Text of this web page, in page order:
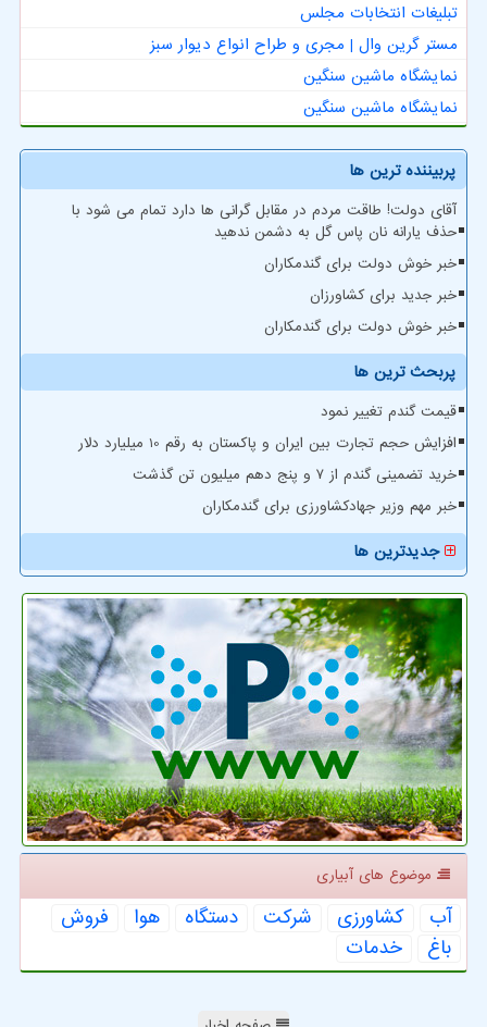
تبلیغات انتخابات مجلس
مستر گرین وال | مجری و طراح انواع دیوار سبز
نمایشگاه ماشین سنگین
نمایشگاه ماشین سنگین
پربیننده ترین ها
آقای دولت! طاقت مردم در مقابل گرانی ها دارد تمام می شود با
حذف یارانه نان پاس گل به دشمن ندهید
خبر خوش دولت برای گندمکاران
خبر جدید برای کشاورزان
خبر خوش دولت برای گندمکاران
پربحث ترین ها
قیمت گندم تغییر نمود
افزایش حجم تجارت بین ایران و پاکستان به رقم 10 میلیارد دلار
خرید تضمینی گندم از ۷ و پنج دهم میلیون تن گذشت
خبر مهم وزیر جهادکشاورزی برای گندمکاران
جدیدترین ها
موضوع های آبیاری
آب كشاورزی شركت دستگاه هوا
فروش
باغ
خدمات